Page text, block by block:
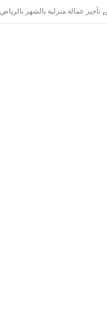
, تأجير عمالة منزلية بالشهر بالرياض